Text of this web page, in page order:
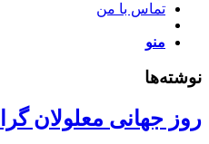
تماس با من
منو
نوشته‌ها
روز جهانی معلولان